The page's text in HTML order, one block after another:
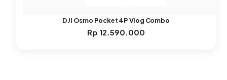
DJI Osmo Pocket 4P Vlog Combo
Rp 12.590.000